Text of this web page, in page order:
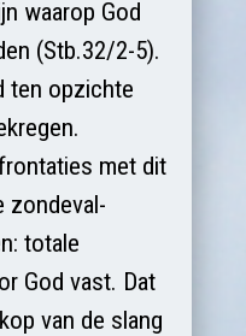
waarop God
(Stb.32/2-5).
ten opzichte
met dit
zondeval-
totale
God vast. Dat
van de slang